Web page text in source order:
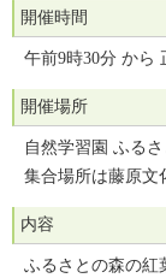
開催時間
午前9時30分 から
開催場所
自然学習園 ふる
集合場所は藤原文
内容
ふるさとの森の紅